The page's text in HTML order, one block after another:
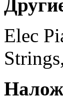
Elec